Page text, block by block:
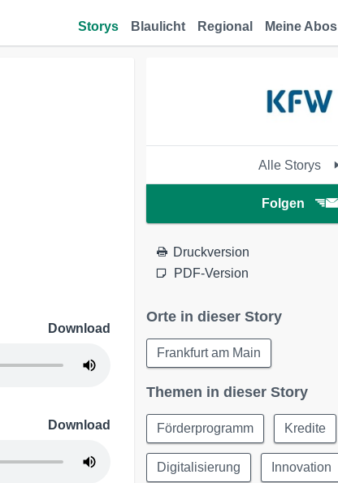
Storys Blaulicht Regional Meine Abos
Download
Download
Alle Storys
Folgen
Druckversion
PDF-Version
Orte in dieser Story
Frankfurt am Main
Themen in dieser Story
Förderprogramm Kredite
Digitalisierung Innovation